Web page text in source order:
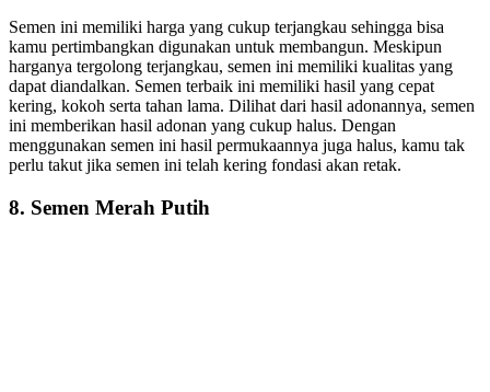
Semen ini memiliki harga yang cukup terjangkau sehingga bisa
kamu pertimbangkan digunakan untuk membangun. Meskipun
harganya tergolong terjangkau, semen ini memiliki kualitas yang
dapat diandalkan. Semen terbaik ini memiliki hasil yang cepat
kering, kokoh serta tahan lama. Dilihat dari hasil adonannya, semen
ini memberikan hasil adonan yang cukup halus. Dengan
menggunakan semen ini hasil permukaannya juga halus, kamu tak
perlu takut jika semen ini telah kering fondasi akan retak.
8. Semen Merah Putih